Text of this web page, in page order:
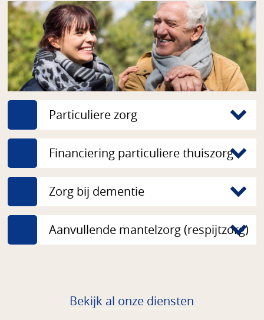
Particuliere zorg
Financiering particuliere thuiszorg
Zorg bij dementie
Aanvullende mantelzorg (respijtzorg)
Bekijk al onze diensten